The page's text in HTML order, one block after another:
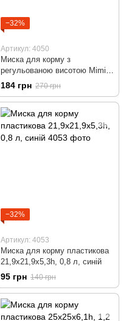
−32%
Артикул: 4050
Миска для корму з
регульованою висотою Mimi
19x19x10/13h, синій
184 грн 270 грн
−32%
Артикул: 4053
Миска для корму пластикова
21,9x21,9x5,3h, 0,8 л, синій
95 грн 140 грн